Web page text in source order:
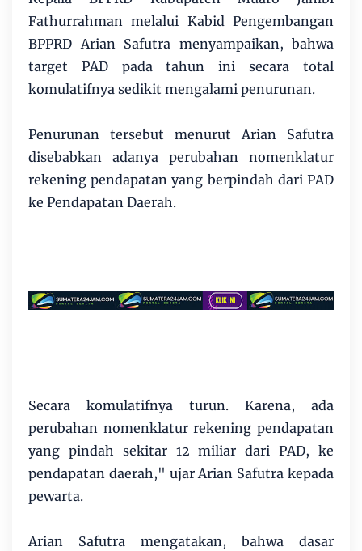
Fathurrahman melalui Kabid Pengembangan
BPPRD Arian Safutra menyampaikan, bahwa
target PAD pada tahun ini secara total
komulatifnya sedikit mengalami penurunan.
Penurunan tersebut menurut Arian Safutra
disebabkan adanya perubahan nomenklatur
rekening pendapatan yang berpindah dari PAD
ke Pendapatan Daerah.
Secara komulatifnya turun. Karena, ada
perubahan nomenklatur rekening pendapatan
yang pindah sekitar 12 miliar dari PAD, ke
pendapatan daerah," ujar Arian Safutra kepada
pewarta.
Arian Safutra mengatakan, bahwa dasar